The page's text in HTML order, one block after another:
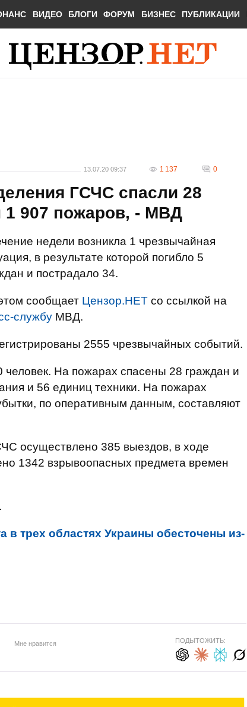
ВИДЕО БЛОГИ ФОРУМ БИЗНЕС ПУБЛИКАЦИИ
13.07.20 09:37 1 137 0
ГСЧС спасли 28
1 907 пожаров, - МВД
недели возникла 1 чрезвычайная
в результате которой погибло 5
и пострадало 34.
сообщает Цензор.НЕТ со ссылкой на
службу МВД.
2555 чрезвычайных событий.
На пожарах спасены 28 граждан и
и 56 единиц техники. На пожарах
по оперативным данным, составляют
осуществлено 385 выездов, в ходе
1342 взрывоопасных предмета времен
в трех областях Украины обесточены из-
Мне нравится ПОДЫТОЖИТЬ: